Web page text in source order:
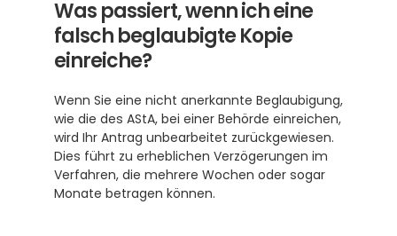
Was passiert, wenn ich eine
falsch beglaubigte Kopie
einreiche?
Wenn Sie eine nicht anerkannte Beglaubigung,
wie die des AStA, bei einer Behörde einreichen,
wird Ihr Antrag unbearbeitet zurückgewiesen.
Dies führt zu erheblichen Verzögerungen im
Verfahren, die mehrere Wochen oder sogar
Monate betragen können.